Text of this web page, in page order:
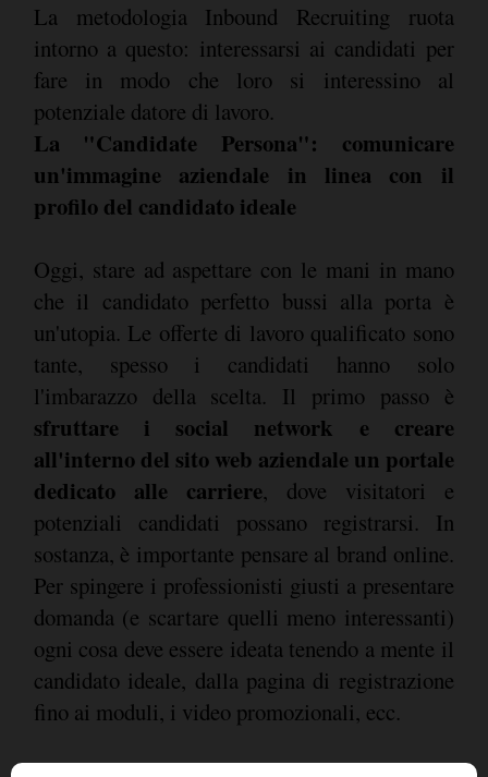
La metodologia Inbound Recruiting ruota
intorno a questo: interessarsi ai candidati per
fare in modo che loro si interessino al
potenziale datore di lavoro.
La "Candidate Persona": comunicare
un'immagine aziendale in linea con il
profilo del candidato ideale
Oggi, stare ad aspettare con le mani in mano
che il candidato perfetto bussi alla porta è
un'utopia. Le offerte di lavoro qualificato sono
tante, spesso i candidati hanno solo
l'imbarazzo della scelta. Il primo passo è
sfruttare i social network e creare
all'interno del sito web aziendale un portale
dedicato alle carriere, dove visitatori e
potenziali candidati possano registrarsi. In
sostanza, è importante pensare al brand online.
Per spingere i professionisti giusti a presentare
domanda (e scartare quelli meno interessanti)
ogni cosa deve essere ideata tenendo a mente il
candidato ideale, dalla pagina di registrazione
fino ai moduli, i video promozionali, ecc.